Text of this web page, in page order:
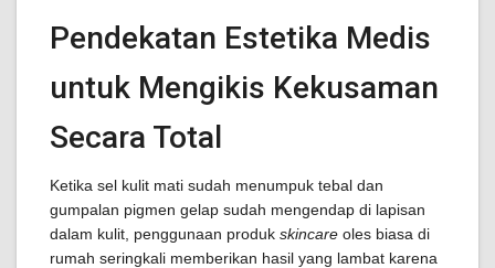
Pendekatan Estetika Medis
untuk Mengikis Kekusaman
Secara Total
Ketika sel kulit mati sudah menumpuk tebal dan
gumpalan pigmen gelap sudah mengendap di lapisan
dalam kulit, penggunaan produk skincare oles biasa di
rumah seringkali memberikan hasil yang lambat karena